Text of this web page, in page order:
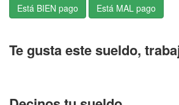
Te gusta este sueldo,